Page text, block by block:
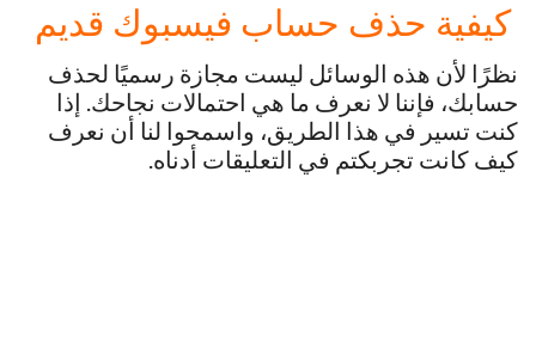
كيفية حذف حساب فيسبوك قديم
نظرًا لأن هذه الوسائل ليست مجازة رسميًا لحذف
حسابك، فإننا لا نعرف ما هي احتمالات نجاحك. إذا
كنت تسير في هذا الطريق، واسمحوا لنا أن نعرف
كيف كانت تجربكتم في التعليقات أدناه.